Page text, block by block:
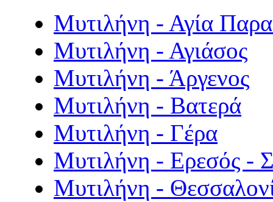
Μυτιλήνη - Αγία
Μυτιλήνη - Αγιάσος
Μυτιλήνη - Άργενος
Μυτιλήνη - Βατερά
Μυτιλήνη - Γέρα
Μυτιλήνη - Ερεσός -
Μυτιλήνη -